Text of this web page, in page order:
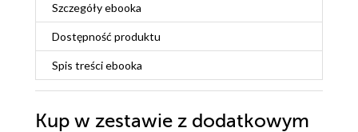
Szczegółyebooka
Dostępność produktu
Spis treściebooka
Kup w zestawie z dodatkowym